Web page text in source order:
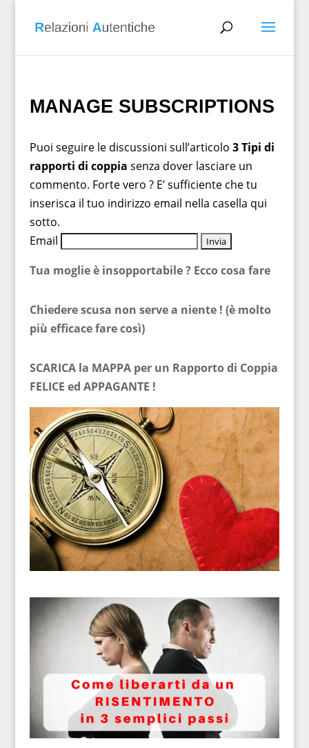
MANAGE SUBSCRIPTIONS
Puoi seguire le discussioni sull’articolo 3 Tipi di
rapporti di coppia senza dover lasciare un
commento. Forte vero ? E’ sufficiente che tu
inserisca il tuo indirizzo email nella casella qui
sotto.
Email
Tua moglie è insopportabile ? Ecco cosa fare
Chiedere scusa non serve a niente ! (è molto
più efficace fare così)
SCARICA la MAPPA per un Rapporto di Coppia
FELICE ed APPAGANTE !